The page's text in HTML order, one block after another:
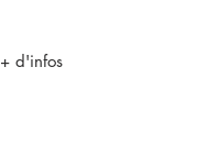
+ d'infos